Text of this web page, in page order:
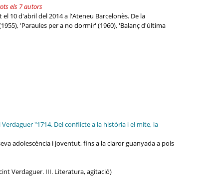
els 7 autors
10 d'abril del 2014 a l'Ateneu Barcelonès. De la
'Paraules per a no dormir' (1960), 'Balanç d'última
"1714. Del conflicte a la història i el mite, la
adolescència i joventut, fins a la claror guanyada a pols
Verdaguer. III. Literatura, agitació)